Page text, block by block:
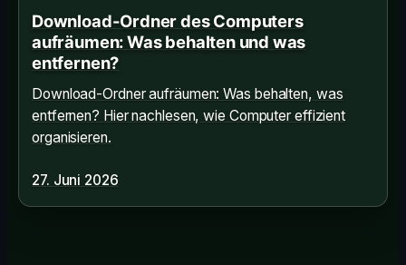
Download-Ordner des Computers
aufräumen: Was behalten und was
entfernen?
Download-Ordner aufräumen: Was behalten, was
entfernen? Hier nachlesen, wie Computer effizient
organisieren.
27. Juni 2026